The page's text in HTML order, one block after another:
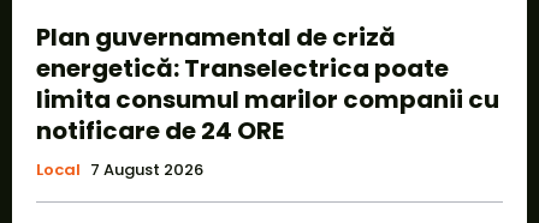
Plan guvernamental de criză
energetică: Transelectrica poate
limita consumul marilor companii cu
notificare de 24 ORE
Local 7 August 2026